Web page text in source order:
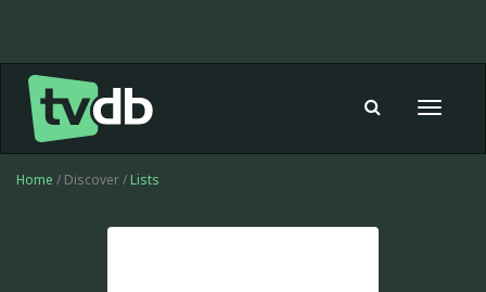
Toggle
Home / Discover / Lists